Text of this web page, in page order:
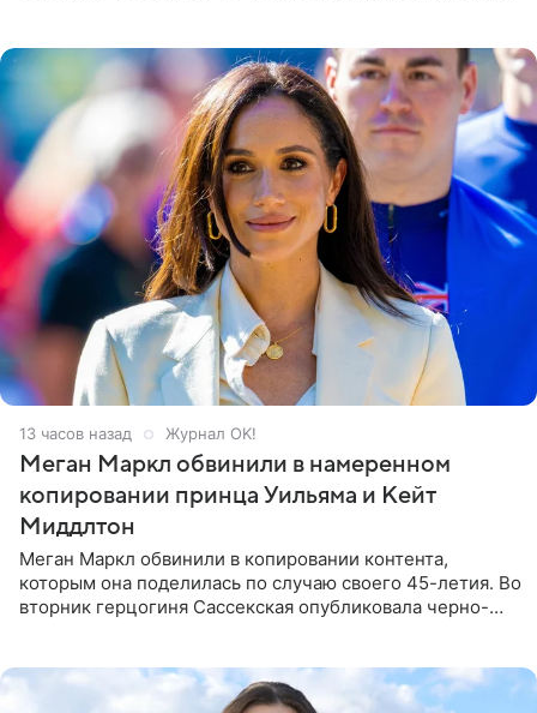
13 часов назад Журнал OK!
Меган Маркл обвинили в намеренном
копировании принца Уильяма и Кейт
Миддлтон
Меган Маркл обвинили в копировании контента,
которым она поделилась по случаю своего 45-летия. Во
вторник герцогиня Сассекская опубликовала черно-